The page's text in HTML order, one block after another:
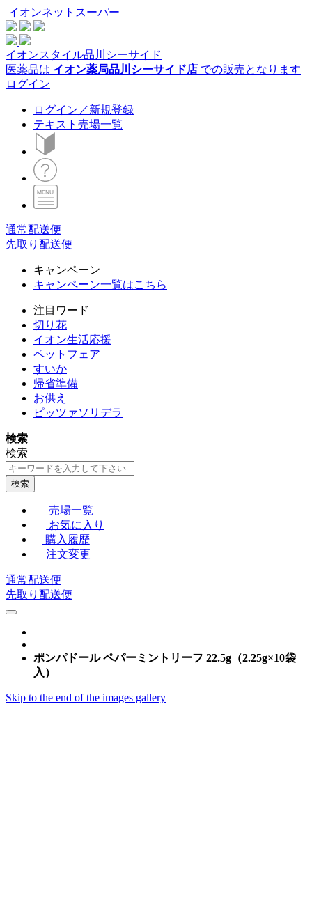
イオンネットスーパー
イオンスタイル品川シーサイド
医薬品は イオン薬局品川シーサイド店 での販売となります
ログイン
ログイン／新規登録
テキスト売場一覧
通常配送便
先取り配送便
キャンペーン
キャンペーン一覧はこちら
注目ワード
切り花
イオン生活応援
ペットフェア
すいか
帰省準備
お供え
ピッツァソリデラ
検索
検索
検索
売場一覧
お気に入り
購入履歴
注文変更
通常配送便
先取り配送便
ポンパドール ペパーミントリーフ 22.5g（2.25g×10袋
入）
Skip to the end of the images gallery